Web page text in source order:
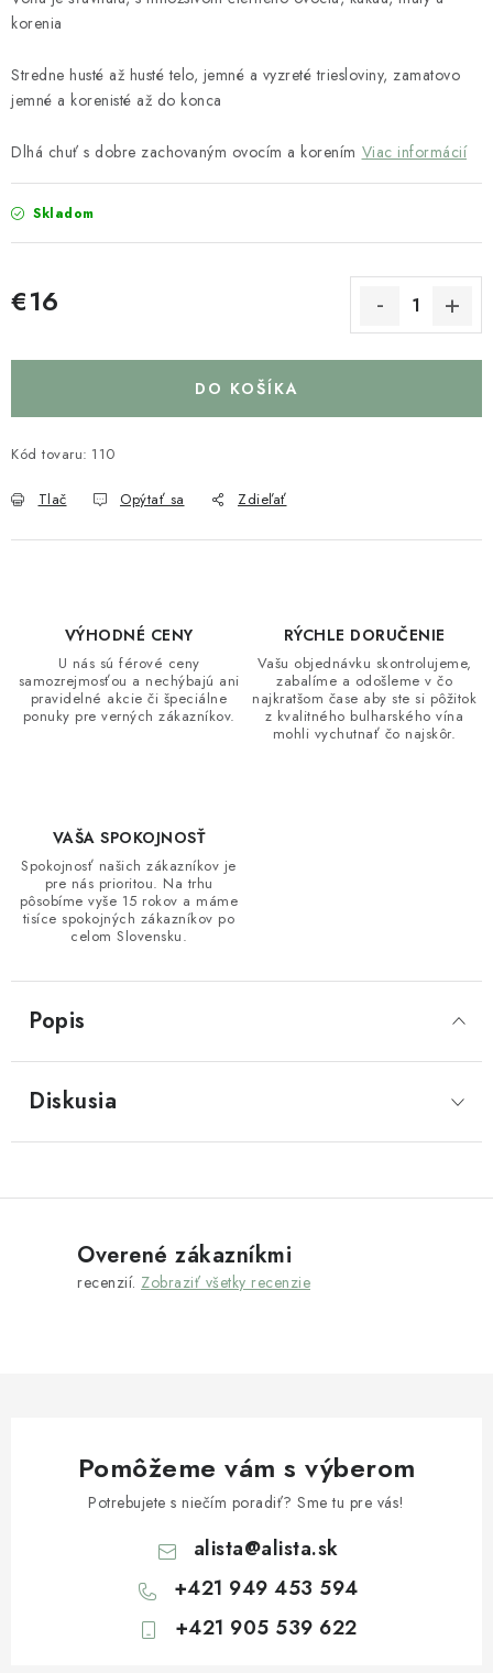
korenia
Stredne husté až husté telo, jemné a vyzreté triesloviny, zamatovo
jemné a korenisté až do konca
Dlhá chuť s dobre zachovaným ovocím a korením Viac informácií
Skladom
€16
DO KOŠÍKA
Kód tovaru: 110
Tlač Opýtať sa Zdieľať
VÝHODNÉ CENY
U nás sú férové ceny
samozrejmosťou a nechýbajú ani
pravidelné akcie či špeciálne
ponuky pre verných zákazníkov.
RÝCHLE DORUČENIE
Vašu objednávku skontrolujeme,
zabalíme a odošleme v čo
najkratšom čase aby ste si pôžitok
z kvalitného bulharského vína
mohli vychutnať čo najskôr.
VAŠA SPOKOJNOSŤ
Spokojnosť našich zákazníkov je
pre nás prioritou. Na trhu
pôsobíme vyše 15 rokov a máme
tisíce spokojných zákazníkov po
celom Slovensku.
Popis
Diskusia
Overené zákazníkmi
recenzií. Zobraziť všetky recenzie
Pomôžeme vám s výberom
Potrebujete s niečím poradiť? Sme tu pre vás!
alista@alista.sk
+421 949 453 594
+421 905 539 622